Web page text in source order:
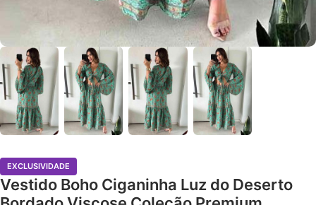
EXCLUSIVIDADE
Vestido Boho Ciganinha Luz do Deserto